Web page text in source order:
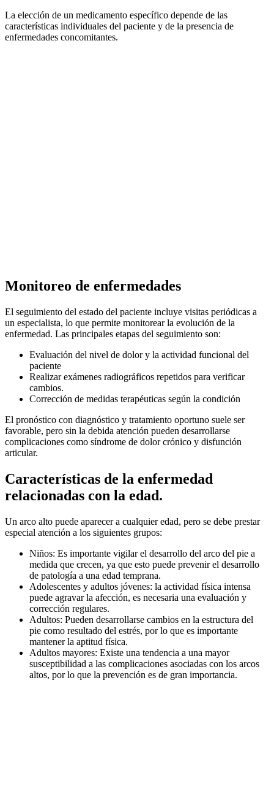
La elección de un medicamento específico depende de las
características individuales del paciente y de la presencia de
enfermedades concomitantes.
Monitoreo de enfermedades
El seguimiento del estado del paciente incluye visitas periódicas a
un especialista, lo que permite monitorear la evolución de la
enfermedad. Las principales etapas del seguimiento son:
Evaluación del nivel de dolor y la actividad funcional del
paciente
Realizar exámenes radiográficos repetidos para verificar
cambios.
Corrección de medidas terapéuticas según la condición
El pronóstico con diagnóstico y tratamiento oportuno suele ser
favorable, pero sin la debida atención pueden desarrollarse
complicaciones como síndrome de dolor crónico y disfunción
articular.
Características de la enfermedad
relacionadas con la edad.
Un arco alto puede aparecer a cualquier edad, pero se debe prestar
especial atención a los siguientes grupos:
Niños: Es importante vigilar el desarrollo del arco del pie a
medida que crecen, ya que esto puede prevenir el desarrollo
de patología a una edad temprana.
Adolescentes y adultos jóvenes: la actividad física intensa
puede agravar la afección, es necesaria una evaluación y
corrección regulares.
Adultos: Pueden desarrollarse cambios en la estructura del
pie como resultado del estrés, por lo que es importante
mantener la aptitud física.
Adultos mayores: Existe una tendencia a una mayor
susceptibilidad a las complicaciones asociadas con los arcos
altos, por lo que la prevención es de gran importancia.